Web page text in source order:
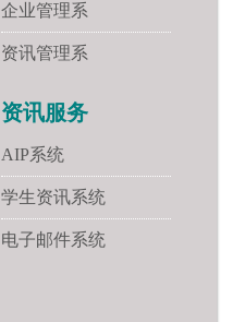
企业管理系
资讯管理系
资讯服务
AIP系统
学生资讯系统
电子邮件系统